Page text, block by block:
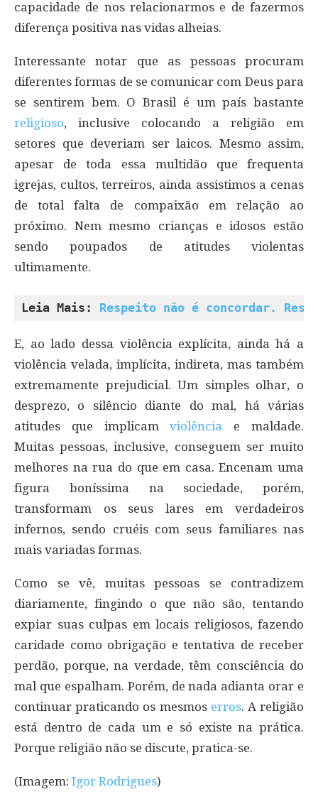
capacidade de nos relacionarmos e de fazermos
diferença positiva nas vidas alheias.
Interessante notar que as pessoas procuram
diferentes formas de se comunicar com Deus para
se sentirem bem. O Brasil é um país bastante
religioso, inclusive colocando a religião em
setores que deveriam ser laicos. Mesmo assim,
apesar de toda essa multidão que frequenta
igrejas, cultos, terreiros, ainda assistimos a cenas
de total falta de compaixão em relação ao
próximo. Nem mesmo crianças e idosos estão
sendo poupados de atitudes violentas
ultimamente.
Leia Mais: Respeito não é concordar.
E, ao lado dessa violência explícita, ainda há a
violência velada, implícita, indireta, mas também
extremamente prejudicial. Um simples olhar, o
desprezo, o silêncio diante do mal, há várias
atitudes que implicamviolência
e maldade.
Muitas pessoas, inclusive, conseguem ser muito
melhores na rua do que em casa. Encenam uma
figura boníssima na sociedade, porém,
transformam os seus lares em verdadeiros
infernos, sendo cruéis com seus familiares nas
mais variadas formas.
Como se vê, muitas pessoas se contradizem
diariamente, fingindo o que não são, tentando
expiar suas culpas em locais religiosos, fazendo
caridade como obrigação e tentativa de receber
perdão, porque, na verdade, têm consciência do
mal que espalham. Porém, de nada adianta orar e
continuar praticando os mesmos erros. A religião
está dentro de cada um e só existe na prática.
Porque religião não se discute, pratica-se.
(Imagem: Igor Rodrigues)